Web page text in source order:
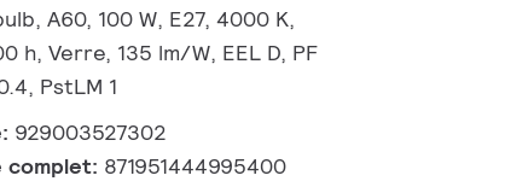
A60, 100 W, E27, 4000 K,
h, Verre, 135 lm/W, EEL D, PF
PstLM 1
929003527302
complet: 871951444995400